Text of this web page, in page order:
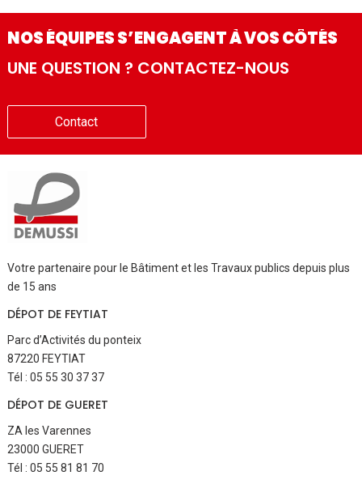
NOS ÉQUIPES S’ENGAGENT À VOS CÔTÉS
UNE QUESTION ? CONTACTEZ-NOUS
Contact
Votre partenaire pour le Bâtiment et les Travaux publics depuis plus
de 15 ans
DÉPOT DE FEYTIAT
Parc d’Activités du ponteix
87220 FEYTIAT
Tél : 05 55 30 37 37
DÉPOT DE GUERET
ZA les Varennes
23000 GUERET
Tél : 05 55 81 81 70